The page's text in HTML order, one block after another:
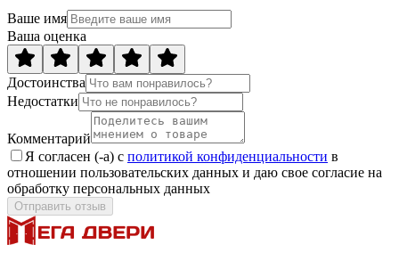
Ваше имя
Ваша оценка
Достоинства
Недостатки
Комментарий
Я согласен (-а) с политикой конфиденциальности в
отношении пользовательских данных и даю свое согласие на
обработку персональных данных
Отправить отзыв